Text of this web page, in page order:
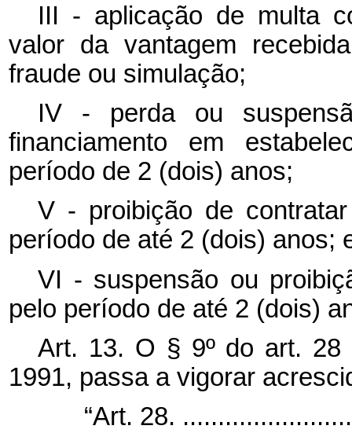
III - aplicação de multa
valor da vantagem
fraude ou simulação;
IV - perda ou
financiamento em
período de 2 (dois) anos;
V - proibição de
período de até 2 (dois) anos;
VI - suspensão ou
pelo período de até 2 (dois)
Art. 13. O § 9º do art.
1991, passa a vigorar
“Art. 28.